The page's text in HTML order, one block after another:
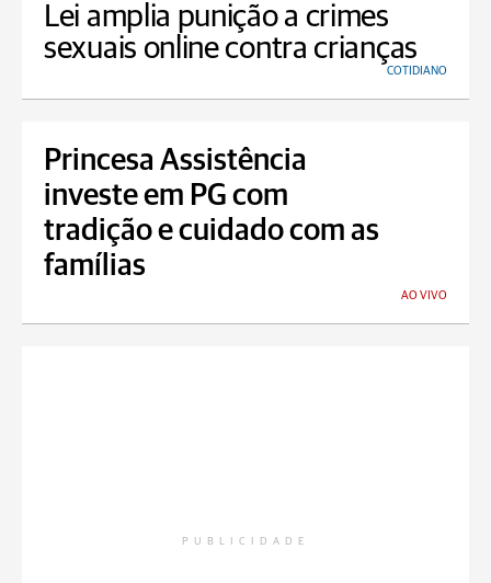
Lei amplia punição a crimes
sexuais online contra crianças
COTIDIANO
Princesa Assistência
investe em PG com
tradição e cuidado com as
famílias
AO VIVO
PUBLICIDADE